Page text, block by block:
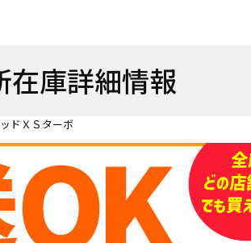
在庫詳細情報
ドＸＳターボ